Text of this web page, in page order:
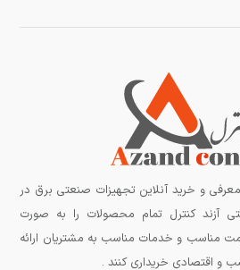
و خرید آنلاین تجهیزات صنعتی برق در
آزند کنترل تمام محصولات را به صورت
مناسب و خدمات مناسب به مشتریان ارائه
و اقتصادی خریداری کنند .